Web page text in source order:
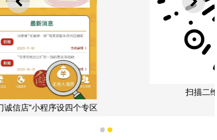
上一则 下一
扫描二维码下载“澳门诚信店”微信小程序
1 2